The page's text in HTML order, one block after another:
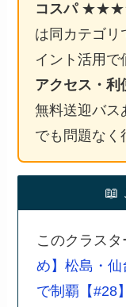
コスパ
は同カテゴリ
イント活用で
アクセス・利
無料送迎バス
でも問題なく
📖
このクラス
め】松島・仙
で制覇【#28】